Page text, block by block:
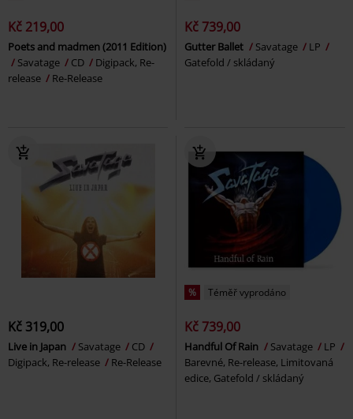
Kč 219,00
Poets and madmen (2011 Edition)
Savatage
CD
Digipack, Re-
release
Re-Release
Kč 739,00
Gutter Ballet Savatage
LP
Gatefold / skládaný
Kč 319,00
Live in Japan Savatage
CD
Digipack, Re-release
Re-Release
% Téměř vyprodáno
Kč 739,00
Handful Of Rain Savatage
LP
Barevné, Re-release, Limitovaná
edice, Gatefold / skládaný